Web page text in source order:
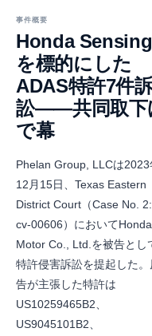
事件概要
Honda Sensing
を標的にした
ADAS特許7件
訟——共同取下
で幕
Phelan Group, LLCは2023
12月15日、Texas Eastern
District Court（Case No.
cv-00606）においてHonda
Motor Co., Ltd.を被告とし
特許侵害訴訟を提起した。
告が主張した特許は
US10259465B2、
US9045101B2、